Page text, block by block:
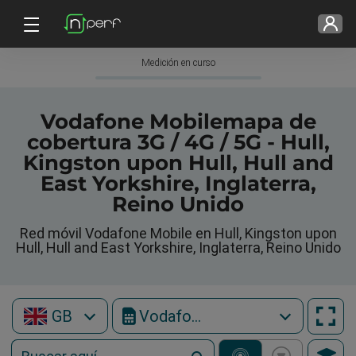
Medición en curso
Vodafone Mobilemapa de
cobertura 3G / 4G / 5G - Hull,
Kingston upon Hull, Hull and
East Yorkshire, Inglaterra,
Reino Unido
Red móvil Vodafone Mobile en Hull, Kingston upon
Hull, Hull and East Yorkshire, Inglaterra, Reino Unido
GB Vodafone Mobile